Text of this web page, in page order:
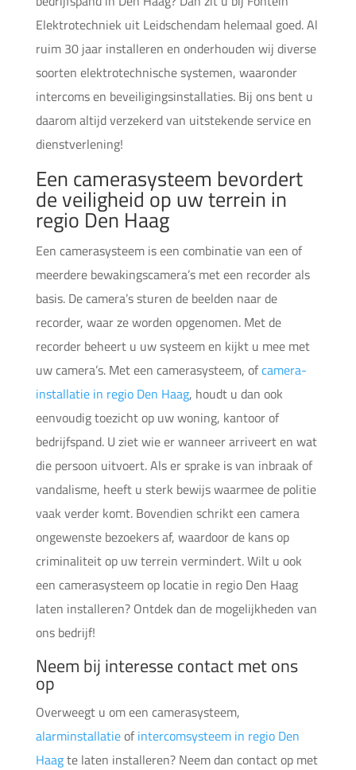
Elektrotechniek uit Leidschendam helemaal goed. Al
ruim 30 jaar installeren en onderhouden wij diverse
soorten elektrotechnische systemen, waaronder
intercoms en beveiligingsinstallaties. Bij ons bent u
daarom altijd verzekerd van uitstekende service en
dienstverlening!
Een camerasysteem bevordert
de veiligheid op uw terrein in
regio Den Haag
Een camerasysteem is een combinatie van een of
meerdere bewakingscamera’s met een recorder als
basis. De camera’s sturen de beelden naar de
recorder, waar ze worden opgenomen. Met de
recorder beheert u uw systeem en kijkt u mee met
uw camera’s. Met een camerasysteem, ofcamera-
installatie in regio Den Haag, houdt u dan ook
eenvoudig toezicht op uw woning, kantoor of
bedrijfspand. U ziet wie er wanneer arriveert en wat
die persoon uitvoert. Als er sprake is van inbraak of
vandalisme, heeft u sterk bewijs waarmee de politie
vaak verder komt. Bovendien schrikt een camera
ongewenste bezoekers af, waardoor de kans op
criminaliteit op uw terrein vermindert. Wilt u ook
een camerasysteem op locatie in regio Den Haag
laten installeren? Ontdek dan de mogelijkheden van
ons bedrijf!
Neem bij interesse contact met ons
op
Overweegt u om een camerasysteem,
alarminstallatieof intercomsysteem in regio Den
Haagte laten installeren? Neem dan contact op met